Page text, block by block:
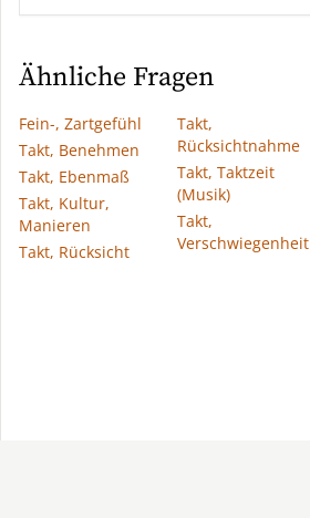
Ähnliche Fragen
Fein-, Zartgefühl
Takt, Benehmen
Takt, Ebenmaß
Takt, Kultur,
Manieren
Takt, Rücksicht
Takt,
Rücksichtnahme
Takt, Taktzeit
(Musik)
Takt,
Verschwiegenheit